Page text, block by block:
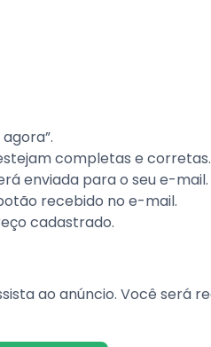
completas e corretas.
enviada para o seu e-mail.
recebido no e-mail.
cadastrado.
ao anúncio. Você será